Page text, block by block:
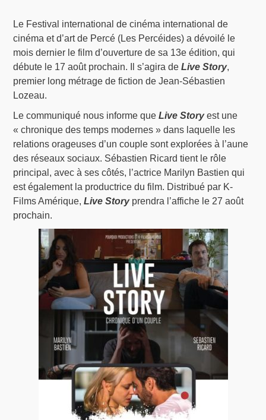
Le Festival international de cinéma international de
cinéma et d’art de Percé (Les Percéides) a dévoilé le
mois dernier le film d’ouverture de sa 13e édition, qui
débute le 17 août prochain. Il s’agira deLive Story,
premier long métrage de fiction de Jean-Sébastien
Lozeau.
Le communiqué nous informe queLive Storyest une
« chronique des temps modernes » dans laquelle les
relations orageuses d’un couple sont explorées à l’aune
des réseaux sociaux. Sébastien Ricard tient le rôle
principal, avec à ses côtés, l’actrice Marilyn Bastien qui
est également la productrice du film. Distribué par K-
Films Amérique,Live Storyprendra l’affiche le 27 août
prochain.